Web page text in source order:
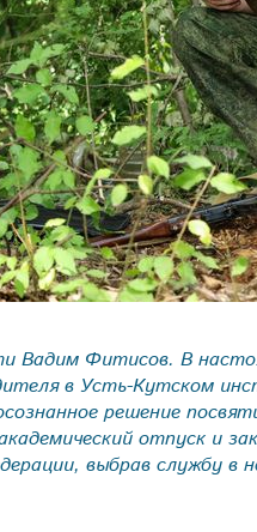
Вадим Фитисов. В
в Усть-Кутском
решение
отпуск и
выбрав службу в